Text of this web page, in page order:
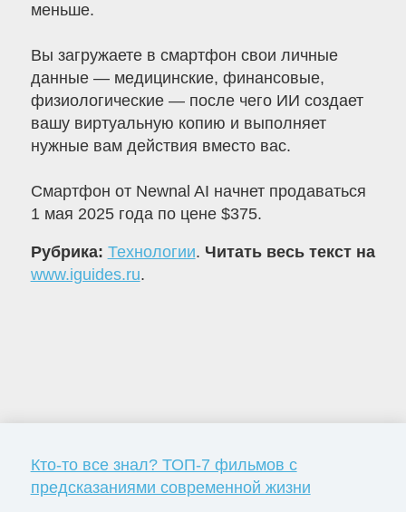
меньше.
Вы загружаете в смартфон свои личные
данные — медицинские, финансовые,
физиологические — после чего ИИ создает
вашу виртуальную копию и выполняет
нужные вам действия вместо вас.
Смартфон от Newnal AI начнет продаваться
1 мая 2025 года по цене $375.
Рубрика: Технологии. Читать весь текст на
www.iguides.ru.
Кто-то все знал? ТОП-7 фильмов с
предсказаниями современной жизни